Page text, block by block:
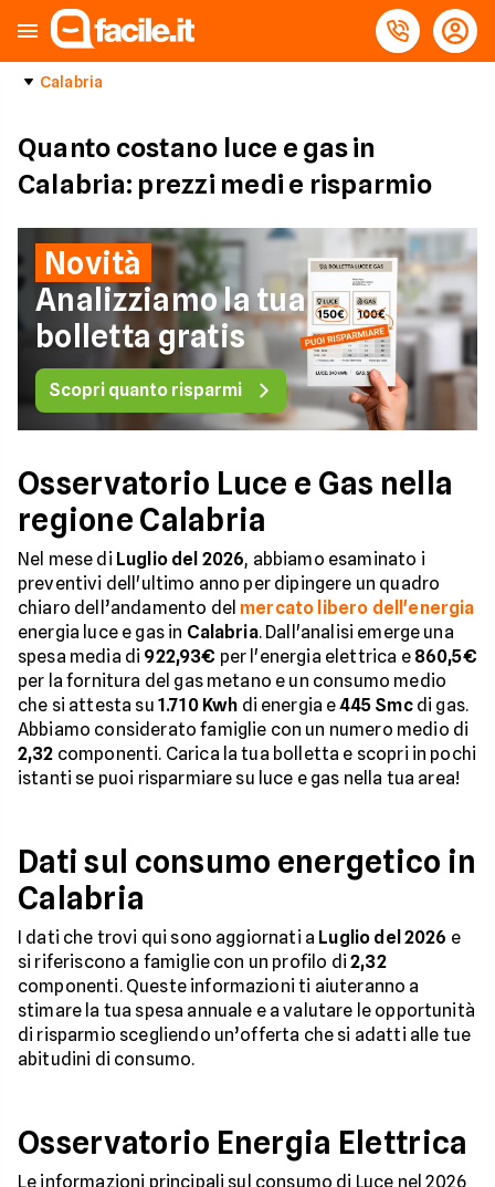
Calabria
Quanto costano luce e gas in
Calabria: prezzi medi e risparmio
Novità
Analizziamo la tua
bolletta gratis
Scopri quanto risparmi
Osservatorio Luce e Gas nella
regione Calabria
Nel mese di Luglio del 2026, abbiamo esaminato i
preventivi dell'ultimo anno per dipingere un quadro
chiaro dell’andamento del mercato libero dell'energia
energia luce e gas in Calabria. Dall'analisi emerge una
spesa media di 922,93€ per l'energia elettrica e 860,5€
per la fornitura del gas metano e un consumo medio
che si attesta su 1.710 Kwh di energia e445 Smcdi gas.
Abbiamo considerato famiglie con un numero medio di
2,32 componenti. Carica la tua bolletta e scopri in pochi
istanti se puoi risparmiare su luce e gas nella tua area!
Dati sul consumo energetico in
Calabria
I dati che trovi qui sono aggiornati a Luglio del 2026 e
si riferiscono a famiglie con un profilo di2,32
componenti. Queste informazioni ti aiuteranno a
stimare la tua spesa annuale e a valutare le opportunità
di risparmio scegliendo un’offerta che si adatti alle tue
abitudini di consumo.
Osservatorio Energia Elettrica
Le informazioni principali sul consumo di Luce nel 2026